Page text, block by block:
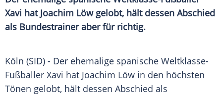
Xavi hat Joachim Löwgelobt, hält dessen Abschied
als Bundestraineraber für richtig.
Köln (SID) - Der ehemalige spanische Weltklasse-
Fußballer Xavi hat Joachim Löw in den höchsten
Tönen gelobt, hält dessen Abschied als